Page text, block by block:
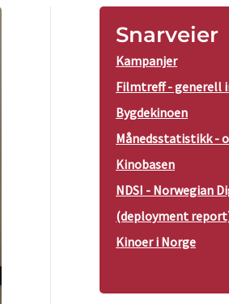
Snarveier
Kampanjer
Filmtreff - generell
Bygdekinoen
Månedsstatistikk -
Kinobasen
NDSI - Norwegian
(deployment
Kinoer i Norge